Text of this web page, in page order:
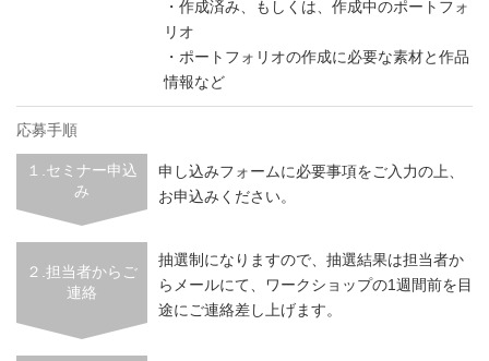
・作成済み、もしくは、作成中のポートフォ
リオ
・ポートフォリオの作成に必要な素材と作品
情報など
応募手順
１.セミナー申込
み
申し込みフォームに必要事項をご入力の上、
お申込みください。
２.担当者からご
連絡
抽選制になりますので、抽選結果は担当者か
らメールにて、ワークショップの1週間前を目
途にご連絡差し上げます。